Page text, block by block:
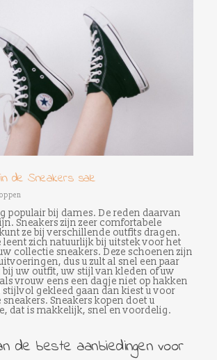
de Sneakers sale
populair bij dames. De reden daarvan
Sneakers zijn zeer comfortabele
ze bij verschillende outfits dragen.
leent zich natuurlijk bij uitstek voor het
collectie sneakers. Deze schoenen zijn
dus u zult al snel een paar
uw outfit, uw stijl van kleden of uw
vrouw eens een dagje niet op hakken
gekleed gaan dan kiest u voor
Sneakers kopen doet u
dat is makkelijk, snel en voordelig.
de beste aanbiedingen voor